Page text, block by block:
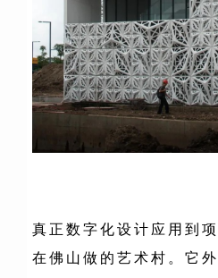
真正数字化设计应用到
在佛山做的艺术村。它